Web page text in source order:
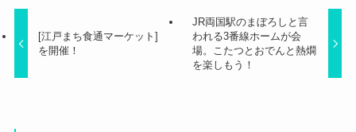
[江戸まち食通マーケット]
を開催！
JR両国駅のまぼろしと言
われる3番線ホームが会
場。こたつとおでんと熱燗
を楽しもう！